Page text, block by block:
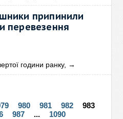
припинили
перевезення
години ранку, →
980 981 982
983
987 ... 1090